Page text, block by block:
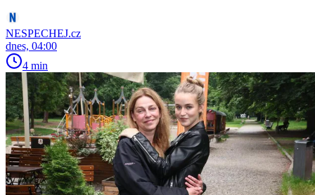
NESPECHEJ.cz
dnes, 04:00
4 min